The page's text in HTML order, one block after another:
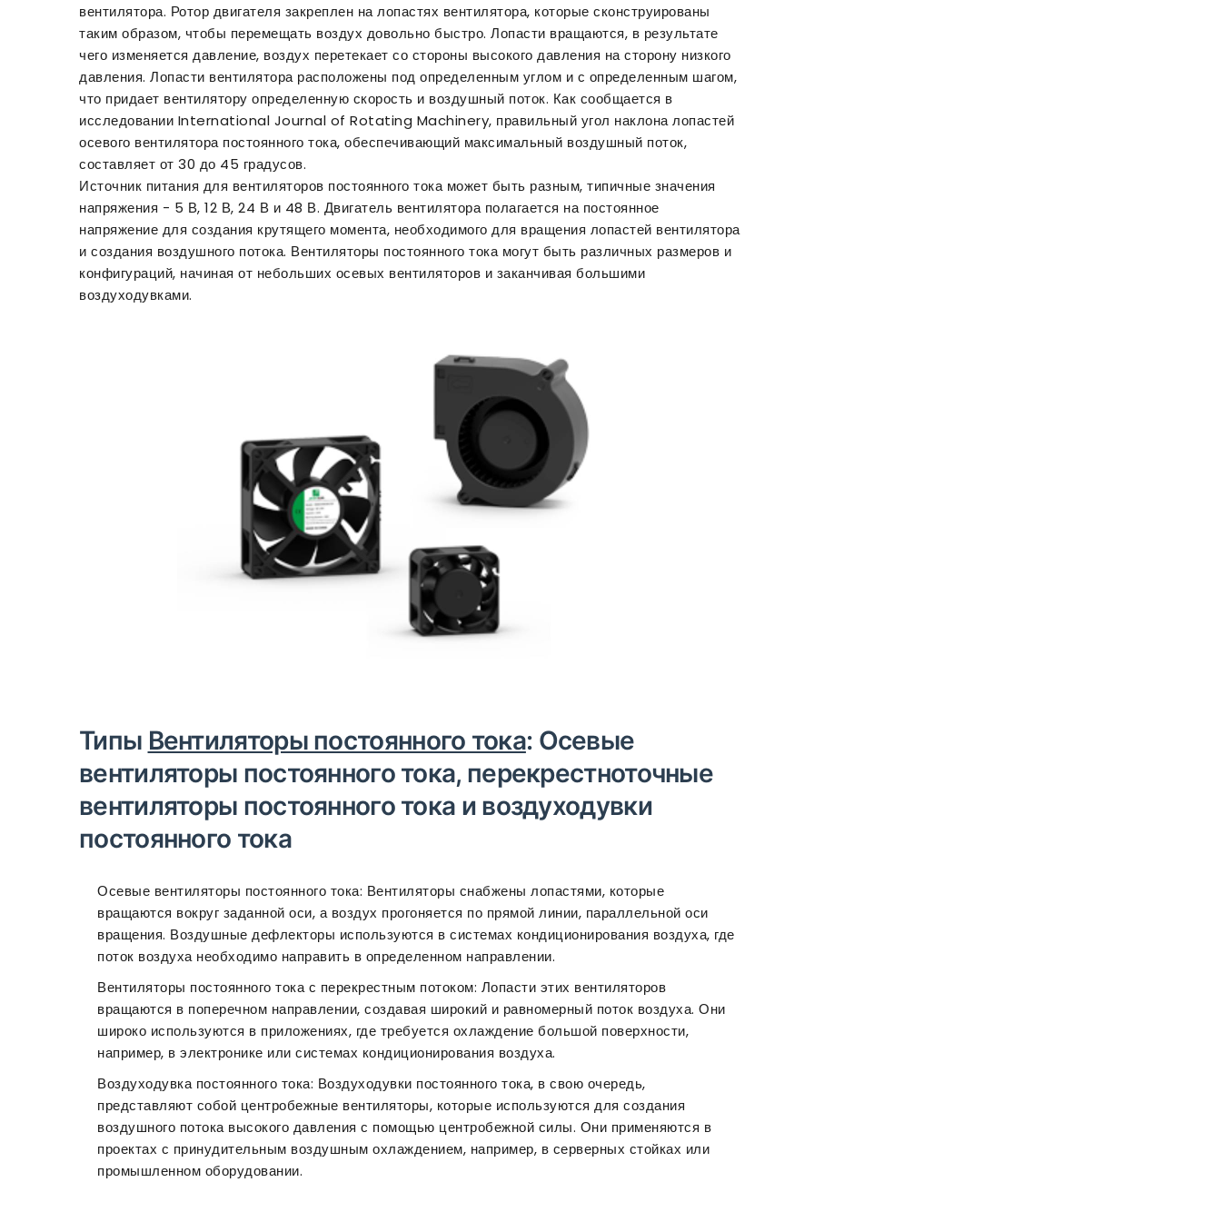
вентилятора. Ротор двигателя закреплен на лопастях вентилятора, которые сконструированы
таким образом, чтобы перемещать воздух довольно быстро. Лопасти вращаются, в результате
чего изменяется давление, воздух перетекает со стороны высокого давления на сторону низкого
давления. Лопасти вентилятора расположены под определенным углом и с определенным шагом,
что придает вентилятору определенную скорость и воздушный поток. Как сообщается в
исследовании International Journal of Rotating Machinery, правильный угол наклона лопастей
осевого вентилятора постоянного тока, обеспечивающий максимальный воздушный поток,
составляет от 30 до 45 градусов.
Источник питания для вентиляторов постоянного тока может быть разным, типичные значения
напряжения - 5 В, 12 В, 24 В и 48 В. Двигатель вентилятора полагается на постоянное
напряжение для создания крутящего момента, необходимого для вращения лопастей вентилятора
и создания воздушного потока. Вентиляторы постоянного тока могут быть различных размеров и
конфигураций, начиная от небольших осевых вентиляторов и заканчивая большими
воздуходувками.
Типы Вентиляторы постоянного тока: Осевые
вентиляторы постоянного тока, перекрестноточные
вентиляторы постоянного тока и воздуходувки
постоянного тока
Осевые вентиляторы постоянного тока: Вентиляторы снабжены лопастями, которые
вращаются вокруг заданной оси, а воздух прогоняется по прямой линии, параллельной оси
вращения. Воздушные дефлекторы используются в системах кондиционирования воздуха, где
поток воздуха необходимо направить в определенном направлении.
Вентиляторы постоянного тока с перекрестным потоком: Лопасти этих вентиляторов
вращаются в поперечном направлении, создавая широкий и равномерный поток воздуха. Они
широко используются в приложениях, где требуется охлаждение большой поверхности,
например, в электронике или системах кондиционирования воздуха.
Воздуходувка постоянного тока: Воздуходувки постоянного тока, в свою очередь,
представляют собой центробежные вентиляторы, которые используются для создания
воздушного потока высокого давления с помощью центробежной силы. Они применяются в
проектах с принудительным воздушным охлаждением, например, в серверных стойках или
промышленном оборудовании.